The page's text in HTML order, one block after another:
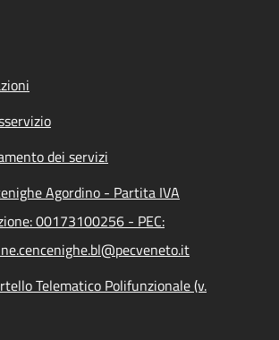
dei servizi
Agordino - Partita IVA
00173100256 - PEC:
Telematico Polifunzionale (v.